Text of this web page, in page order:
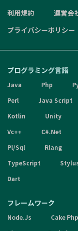
利用規約 運営会
プライバシーポリシー
プログラミング言語
Java Php
Perl
Java Script
Kotlin
Unity
Vc++
C#.Net
Pl/Sql
Rlang
TypeScript
Dart
フレームワーク
Node.Js Cake Php